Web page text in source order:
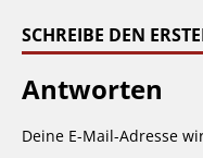
SCHREIBE DEN
Antworten
Deine E-Mail-Adresse